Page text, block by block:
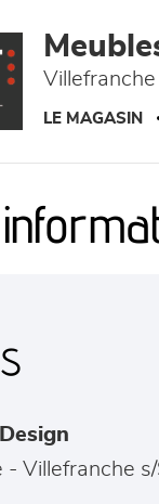
LE MAGASIN
- Villefranche